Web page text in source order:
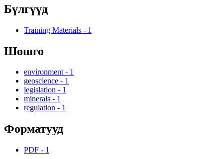
Бүлгүүд
Training Materials - 1
Шошго
environment - 1
geoscience - 1
legislation - 1
minerals - 1
regulation - 1
Форматууд
PDF - 1